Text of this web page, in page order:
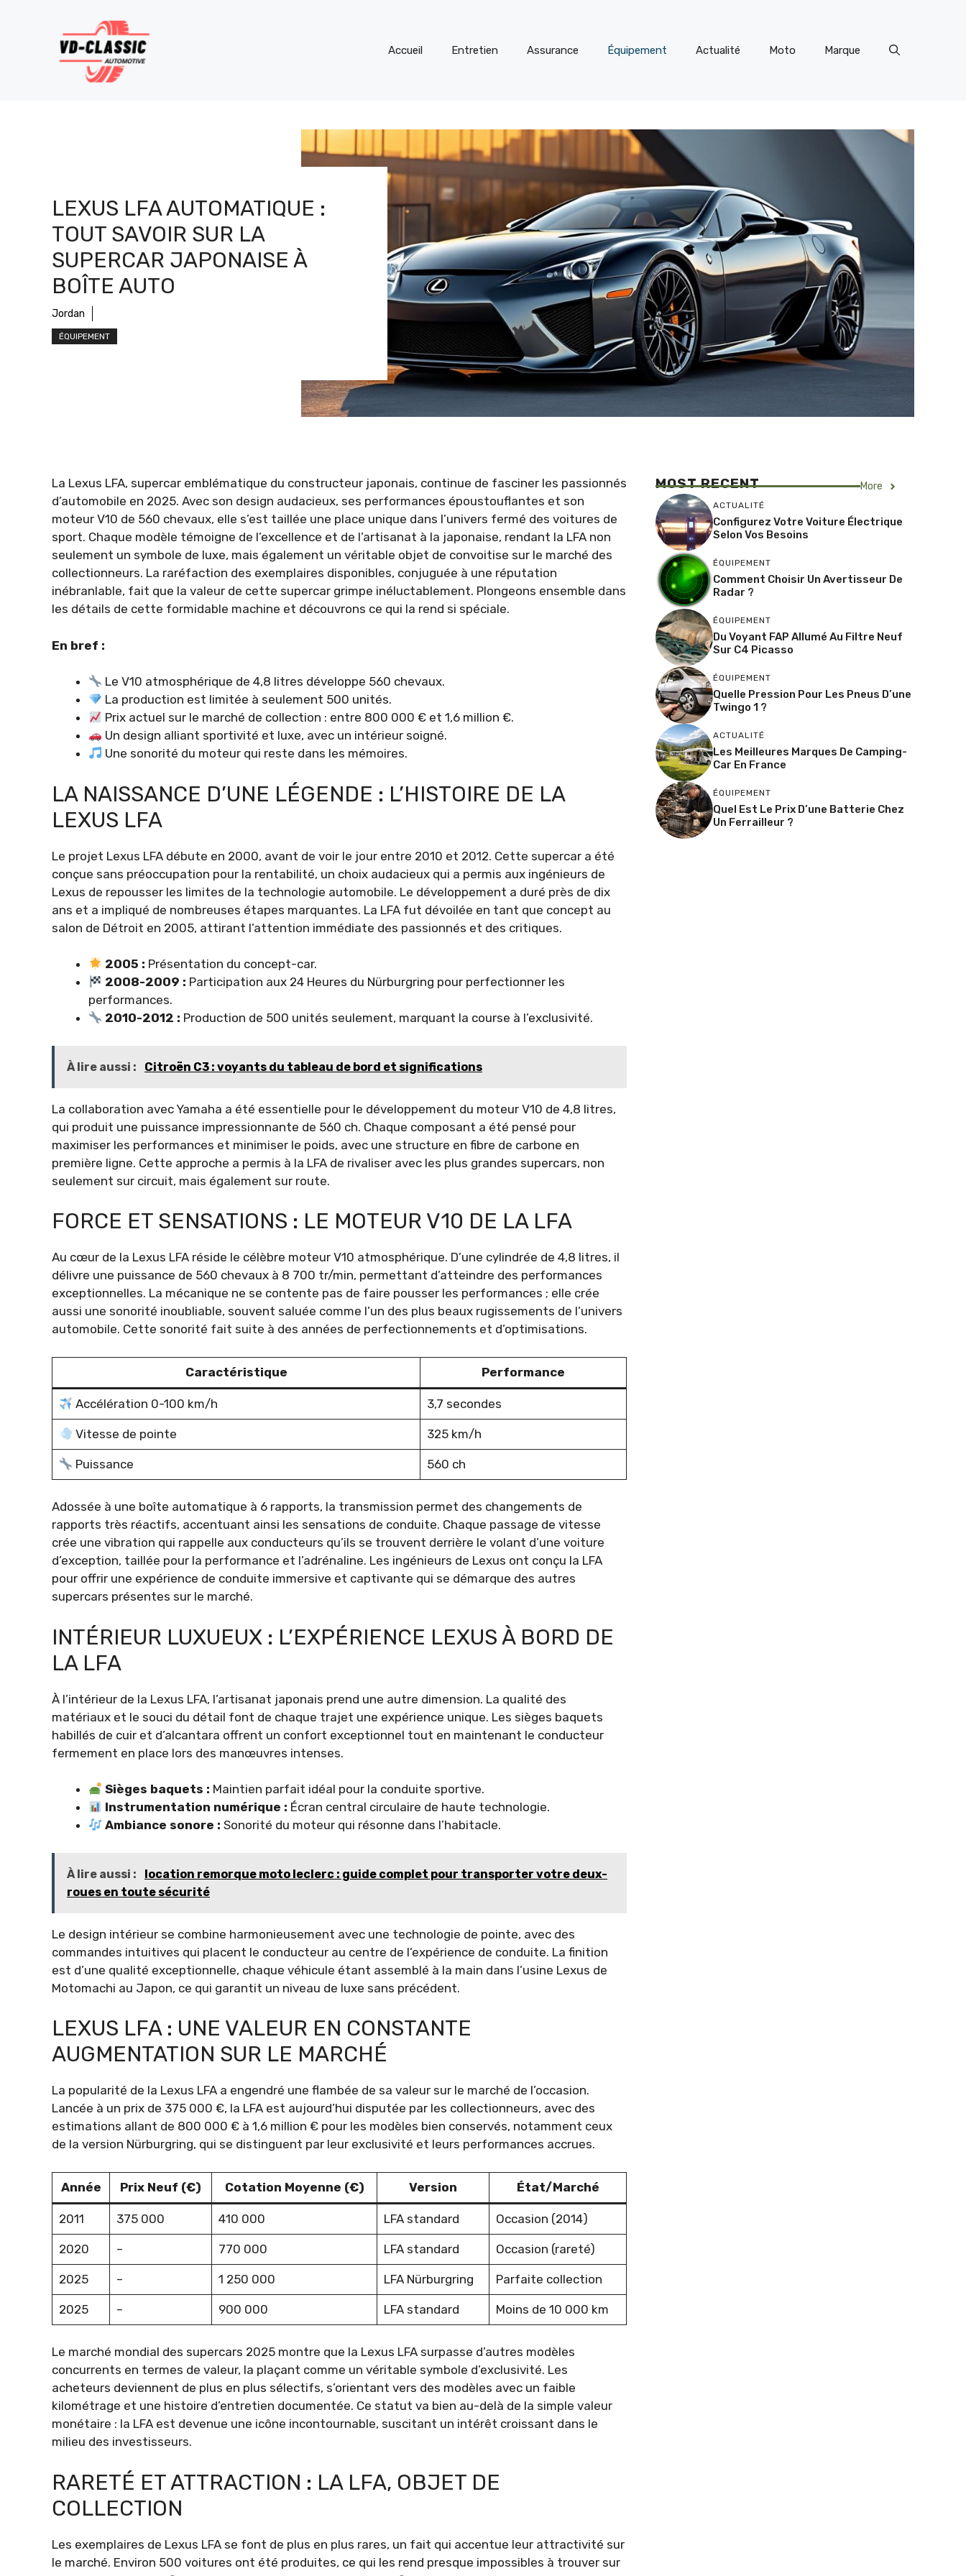
Accueil Entretien Assurance Équipement Actualité Moto Marque
LEXUS LFA AUTOMATIQUE :
TOUT SAVOIR SUR LA
SUPERCAR JAPONAISE À
BOÎTE AUTO
Jordan
ÉQUIPEMENT
La Lexus LFA, supercar emblématique du constructeur japonais, continue de fasciner les passionnés
d’automobile en 2025. Avec son design audacieux, ses performances époustouflantes et son
moteur V10 de 560 chevaux, elle s’est taillée une place unique dans l’univers fermé des voitures de
sport. Chaque modèle témoigne de l’excellence et de l’artisanat à la japonaise, rendant la LFA non
seulement un symbole de luxe, mais également un véritable objet de convoitise sur le marché des
collectionneurs. La raréfaction des exemplaires disponibles, conjuguée à une réputation
inébranlable, fait que la valeur de cette supercar grimpe inéluctablement. Plongeons ensemble dans
les détails de cette formidable machine et découvrons ce qui la rend si spéciale.
En bref :
Le V10 atmosphérique de 4,8 litres développe 560 chevaux.
La production est limitée à seulement 500 unités.
Prix actuel sur le marché de collection : entre 800 000 € et 1,6 million €.
Un design alliant sportivité et luxe, avec un intérieur soigné.
Une sonorité du moteur qui reste dans les mémoires.
LA NAISSANCE D’UNE LÉGENDE : L’HISTOIRE DE LA
LEXUS LFA
Le projet Lexus LFA débute en 2000, avant de voir le jour entre 2010 et 2012. Cette supercar a été
conçue sans préoccupation pour la rentabilité, un choix audacieux qui a permis aux ingénieurs de
Lexus de repousser les limites de la technologie automobile. Le développement a duré près de dix
ans et a impliqué de nombreuses étapes marquantes. La LFA fut dévoilée en tant que concept au
salon de Détroit en 2005, attirant l’attention immédiate des passionnés et des critiques.
2005 : Présentation du concept-car.
2008-2009 : Participation aux 24 Heures du Nürburgring pour perfectionner les
performances.
2010-2012 : Production de 500 unités seulement, marquant la course à l’exclusivité.
À lire aussi : Citroën C3 : voyants du tableau de bord et significations
La collaboration avec Yamaha a été essentielle pour le développement du moteur V10 de 4,8 litres,
qui produit une puissance impressionnante de 560 ch. Chaque composant a été pensé pour
maximiser les performances et minimiser le poids, avec une structure en fibre de carbone en
première ligne. Cette approche a permis à la LFA de rivaliser avec les plus grandes supercars, non
seulement sur circuit, mais également sur route.
FORCE ET SENSATIONS : LE MOTEUR V10 DE LA LFA
Au cœur de la Lexus LFA réside le célèbre moteur V10 atmosphérique. D’une cylindrée de 4,8 litres, il
délivre une puissance de 560 chevaux à 8 700 tr/min, permettant d’atteindre des performances
exceptionnelles. La mécanique ne se contente pas de faire pousser les performances ; elle crée
aussi une sonorité inoubliable, souvent saluée comme l’un des plus beaux rugissements de l’univers
automobile. Cette sonorité fait suite à des années de perfectionnements et d’optimisations.
Caractéristique Performance
Accélération 0-100 km/h 3,7 secondes
Vitesse de pointe 325 km/h
Puissance 560 ch
Adossée à une boîte automatique à 6 rapports, la transmission permet des changements de
rapports très réactifs, accentuant ainsi les sensations de conduite. Chaque passage de vitesse
crée une vibration qui rappelle aux conducteurs qu’ils se trouvent derrière le volant d’une voiture
d’exception, taillée pour la performance et l’adrénaline. Les ingénieurs de Lexus ont conçu la LFA
pour offrir une expérience de conduite immersive et captivante qui se démarque des autres
supercars présentes sur le marché.
INTÉRIEUR LUXUEUX : L’EXPÉRIENCE LEXUS À BORD DE
LA LFA
À l’intérieur de la Lexus LFA, l’artisanat japonais prend une autre dimension. La qualité des
matériaux et le souci du détail font de chaque trajet une expérience unique. Les sièges baquets
habillés de cuir et d’alcantara offrent un confort exceptionnel tout en maintenant le conducteur
fermement en place lors des manœuvres intenses.
Sièges baquets : Maintien parfait idéal pour la conduite sportive.
Instrumentation numérique : Écran central circulaire de haute technologie.
Ambiance sonore : Sonorité du moteur qui résonne dans l’habitacle.
À lire aussi :
location remorque moto leclerc : guide complet pour transporter votre deux-
roues en toute sécurité
Le design intérieur se combine harmonieusement avec une technologie de pointe, avec des
commandes intuitives qui placent le conducteur au centre de l’expérience de conduite. La finition
est d’une qualité exceptionnelle, chaque véhicule étant assemblé à la main dans l’usine Lexus de
Motomachi au Japon, ce qui garantit un niveau de luxe sans précédent.
LEXUS LFA : UNE VALEUR EN CONSTANTE
AUGMENTATION SUR LE MARCHÉ
La popularité de la Lexus LFA a engendré une flambée de sa valeur sur le marché de l’occasion.
Lancée à un prix de 375 000 €, la LFA est aujourd’hui disputée par les collectionneurs, avec des
estimations allant de 800 000 € à 1,6 million € pour les modèles bien conservés, notamment ceux
de la version Nürburgring, qui se distinguent par leur exclusivité et leurs performances accrues.
Année Prix Neuf (€) Cotation Moyenne (€) Version État/Marché
2011 375 000 410 000 LFA standard Occasion (2014)
2020 – 770 000 LFA standard Occasion (rareté)
2025 – 1 250 000 LFA Nürburgring Parfaite collection
2025 – 900 000 LFA standard Moins de 10 000 km
Le marché mondial des supercars 2025 montre que la Lexus LFA surpasse d’autres modèles
concurrents en termes de valeur, la plaçant comme un véritable symbole d’exclusivité. Les
acheteurs deviennent de plus en plus sélectifs, s’orientant vers des modèles avec un faible
kilométrage et une histoire d’entretien documentée. Ce statut va bien au-delà de la simple valeur
monétaire : la LFA est devenue une icône incontournable, suscitant un intérêt croissant dans le
milieu des investisseurs.
RARETÉ ET ATTRACTION : LA LFA, OBJET DE
COLLECTION
Les exemplaires de Lexus LFA se font de plus en plus rares, un fait qui accentue leur attractivité sur
le marché. Environ 500 voitures ont été produites, ce qui les rend presque impossibles à trouver sur
MOST RECENT More
ACTUALITÉ
Configurez Votre Voiture Électrique
Selon Vos Besoins
ÉQUIPEMENT
Comment Choisir Un Avertisseur De
Radar ?
ÉQUIPEMENT
Du Voyant FAP Allumé Au Filtre Neuf
Sur C4 Picasso
ÉQUIPEMENT
Quelle Pression Pour Les Pneus D’une
Twingo 1 ?
ACTUALITÉ
Les Meilleures Marques De Camping-
Car En France
ÉQUIPEMENT
Quel Est Le Prix D’une Batterie Chez
Un Ferrailleur ?